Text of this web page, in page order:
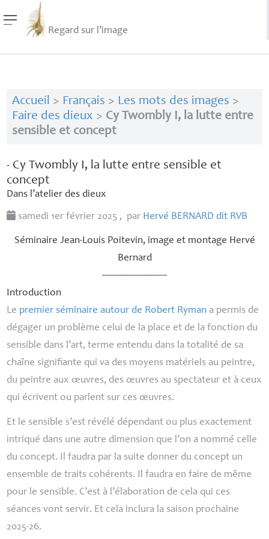
Regard sur l’image
Accueil > Français > Les mots des images >
Faire des dieux > Cy Twombly I, la lutte entre
sensible et concept
- Cy Twombly I, la lutte entre sensible et
concept
Dans l’atelier des dieux
samedi 1er février 2025 , par Hervé BERNARD dit RVB
Séminaire Jean-Louis Poitevin, image et montage Hervé
Bernard
---------------------------
Introduction
Le premier séminaire autour de Robert Ryman a permis de
dégager un problème celui de la place et de la fonction du
sensible dans l’art, terme entendu dans la totalité de sa
chaîne signifiante qui va des moyens matériels au peintre,
du peintre aux œuvres, des œuvres au spectateur et à ceux
qui écrivent ou parlent sur ces œuvres.
Et le sensible s’est révélé dépendant ou plus exactement
intriqué dans une autre dimension que l’on a nommé celle
du concept. Il faudra par la suite donner du concept un
ensemble de traits cohérents. Il faudra en faire de même
pour le sensible. C’est à l’élaboration de cela qui ces
séances vont servir. Et cela inclura la saison prochaine
2025-26.